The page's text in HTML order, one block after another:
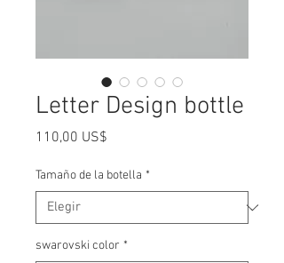
Letter Design bottle
110,00 US$
Tamaño de la botella *
swarovski color *